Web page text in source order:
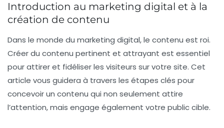
Introduction au marketing digital et à la
création de contenu
Dans le monde du marketing digital, le contenu est roi.
Créer du contenu pertinent et attrayant est essentiel
pour attirer et fidéliser les visiteurs sur votre site. Cet
article vous guidera à travers les étapes clés pour
concevoir un contenu qui non seulement attire
l’attention, mais engage également votre public cible.